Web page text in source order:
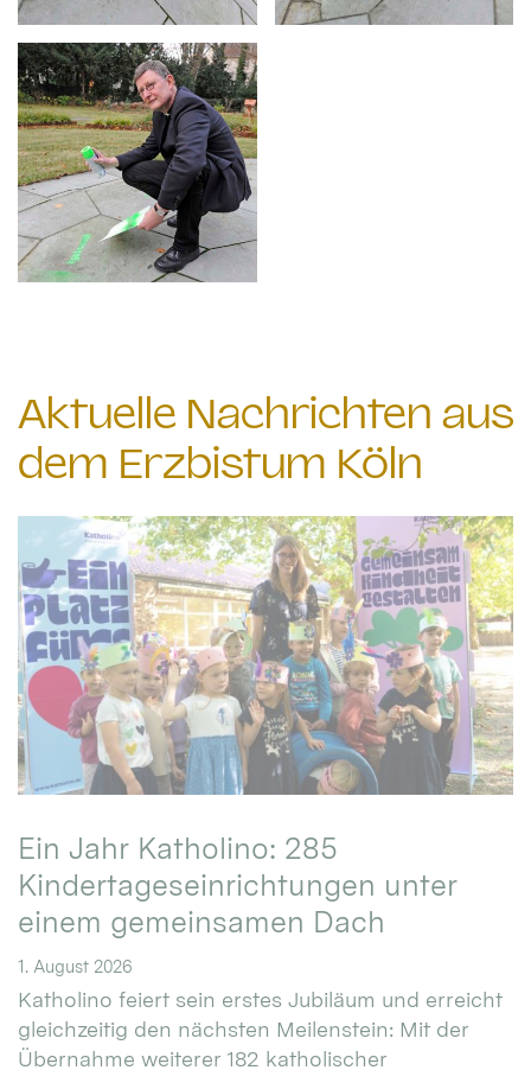
Aktuelle Nachrichten aus
dem Erzbistum Köln
Ein Jahr Katholino: 285
Kindertageseinrichtungen unter
einem gemeinsamen Dach
1. August 2026
Katholino feiert sein erstes Jubiläum und erreicht
gleichzeitig den nächsten Meilenstein: Mit der
Übernahme weiterer 182 katholischer